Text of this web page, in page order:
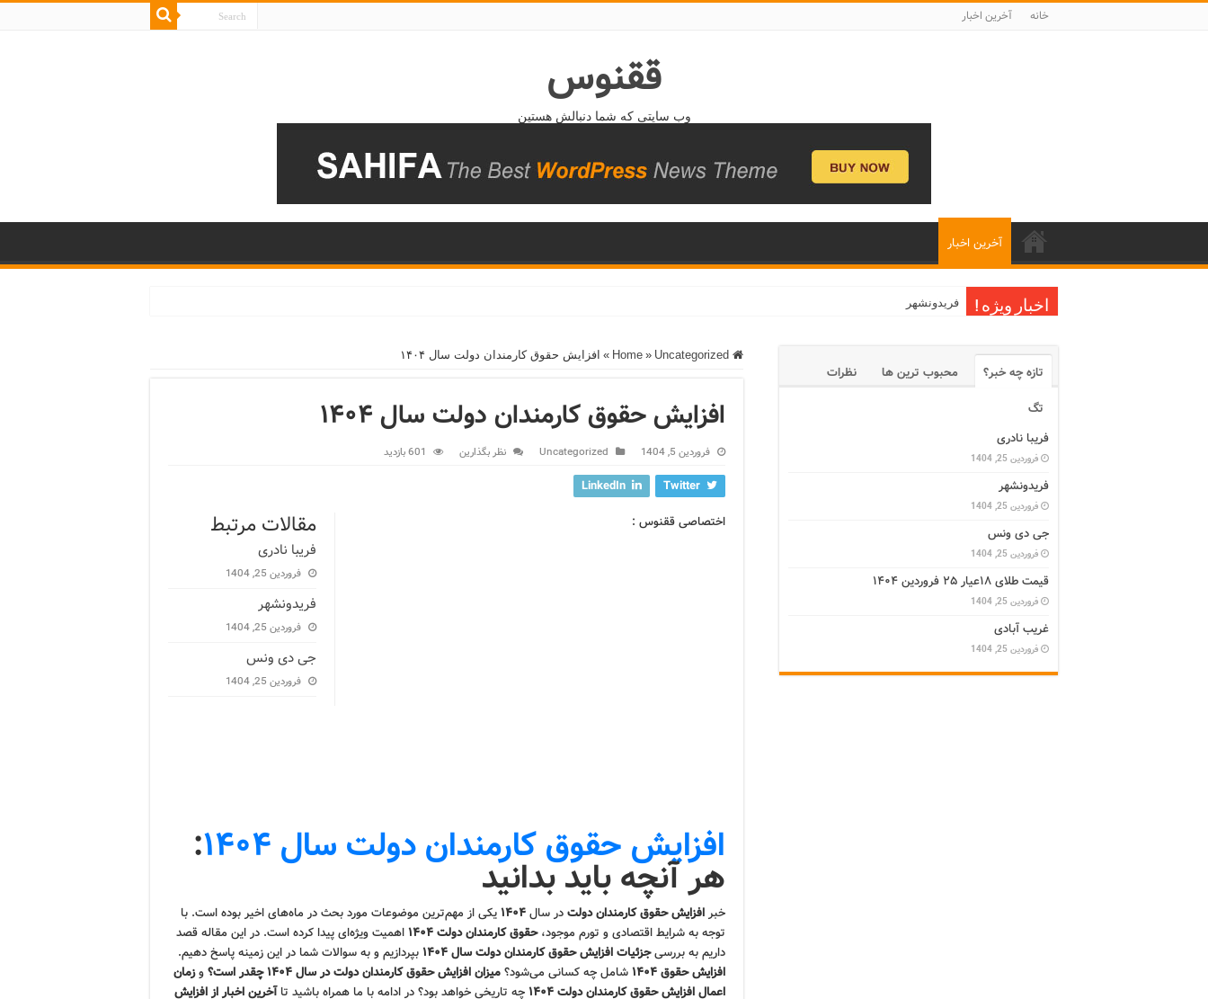
خانه آخرین اخبار
ققنوس
وب سایتی که شما دنبالش هستین
آخرین اخبار
اخبار ویژه ! فریدونشهر
» Uncategorized
» افزایش حقوق کارمندان دولت سال ۱۴۰۴
افزایش حقوق کارمندان دولت سال ۱۴۰۴
فروردین 5, 1404 Uncategorized نظر بگذارین 601 بازدید
Twitter
LinkedIn
مقالات مرتبط
فریبا نادری
فروردین 25, 1404
فریدونشهر
فروردین 25, 1404
جی دی ونس
فروردین 25, 1404
اختصاصی ققنوس :
افزایش حقوق کارمندان دولت سال ۱۴۰۴ :
هر آنچه باید بدانید
خبرافزایش حقوق کارمندان دولتدر سال۱۴۰۴یکی از مهم‌ترین موضوعات مورد بحث در ماه‌های اخیر بوده است. با
توجه به شرایط اقتصادی و تورم موجود،حقوق کارمندان دولت ۱۴۰۴
اهمیت ویژه‌ای پیدا کرده است. در این مقاله قصد
داریم به بررسیجزئیات افزایش حقوق کارمندان دولت سال ۱۴۰۴
بپردازیم و به سوالات شما در این زمینه پاسخ دهیم.
افزایش حقوق ۱۴۰۴
شامل چه کسانی می‌شود؟میزان افزایش حقوق کارمندان دولت در سال ۱۴۰۴ چقدر است؟ وزمان
اعمال افزایش حقوق کارمندان دولت ۱۴۰۴
چه تاریخی خواهد بود؟ در ادامه با ما همراه باشید تاآخرین اخبار از افزایش
تازه چه خبر؟ محبوب ترین ها
نظرات
تگ
فریبا نادری
فروردین 25, 1404
فریدونشهر
فروردین 25, 1404
جی دی ونس
فروردین 25, 1404
قیمت طلای ۱۸عیار ۲۵ فروردین ۱۴۰۴
فروردین 25, 1404
غریب آبادی
فروردین 25, 1404